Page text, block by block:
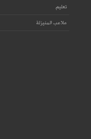
تعليم
ملاعب المنيزلة